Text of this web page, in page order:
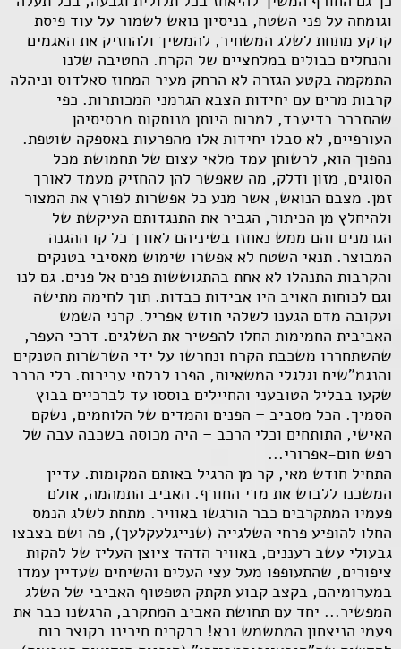
וגומחה על פני השטח, בניסיון נואש לשמור על עוד פיסת
קרקע מתחת לשלג המשחיר, להמשיך ולהחזיק את האגמים
והנחלים כבולים במלחציים של הקרח. החטיבה שלנו
התמקמה בקטע הגזרה לא הרחק מעיר המחוז סאלדוס וניהלה
קרבות מרים עם יחידות הצבא הגרמני המכותרות. כפי
שהתברר בדיעבד, למרות היותן מנותקות מבסיסיהן
העורפיים, לא סבלו יחידות אלו מהפרעות באספקה שוטפת.
נהפוך הוא, לרשותן עמד מלאי עצום של תחמושת מכל
הסוגים, מזון ודלק, מה שאפשר להן להחזיק מעמד לאורך
זמן. מצבם הנואש, אשר מנע כל אפשרות לפורץ את המצור
ולהיחלץ מן הכיתור, הגביר את התנגדותם העיקשת של
הגרמנים והם ממש נאחזו בשיניהם לאורך כל קו ההגנה
המבוצר. תנאי השטח לא אפשרו שימוש מאסיבי בטנקים
והקרבות התנהלו לא אחת בהתגוששות פנים אל פנים. גם לנו
וגם לכוחות האויב היו אבידות כבדות. תוך לחימה מתישה
ועקובה מדם הגענו לשלהי חודש אפריל. קרני השמש
האביבית החמימות החלו להפשיר את השלגים. דרכי העפר,
שהשתחררו משכבת הקרח ונחרשו על ידי השרשרות הטנקים
והנגמ"שים וגלגלי המשאיות, הפכו לבלתי עבירות. כלי הרכב
שקעו בבליל הטובעני והחיילים בוססו עד לברכיים בבוץ
הסמיך. הכל מסביב – הפנים והמדים של הלוחמים, נשקם
האישי, התותחים וכלי הרכב – היה מכוסה בשכבה עבה של
רפש חום-אפרורי...
התחיל חודש מאי, קר מן הרגיל באותם המקומות. עדיין
המשכנו ללבוש את מדי החורף. האביב התמהמה, אולם
פעמיו המתקרבים כבר הורגשו באוויר. מתחת לשלג הנמס
החלו להופיע פרחי השלגייה (שנייגלעקלעך), פה ושם בצבצו
גבעולי עשב רעננים, באוויר הדהד ציוצן העליז של להקות
ציפורים, שהתעופפו מעל עצי העלים והשיחים שעדיין עמדו
במערומיהם, בקצב קבוע תקתק הטפטוף האביבי של השלג
המפשיר... יחד עם תחושת האביב המתקרב, הרגשנו כבר את
פעמי הניצחון הממשמש ובא! בבקרים חיכינו בקוצר רוח